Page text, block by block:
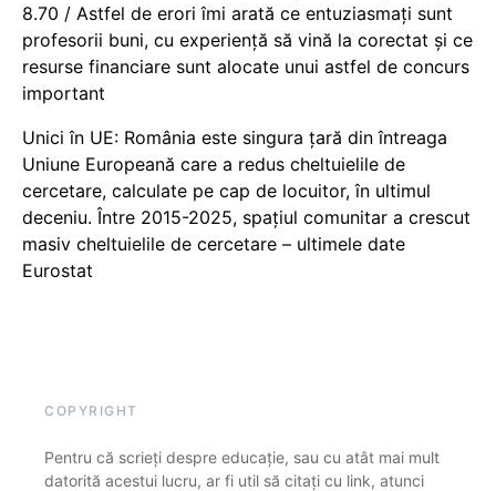
8.70 / Astfel de erori îmi arată ce entuziasmați sunt
profesorii buni, cu experiență să vină la corectat și ce
resurse financiare sunt alocate unui astfel de concurs
important
Unici în UE: România este singura țară din întreaga
Uniune Europeană care a redus cheltuielile de
cercetare, calculate pe cap de locuitor, în ultimul
deceniu. Între 2015-2025, spațiul comunitar a crescut
masiv cheltuielile de cercetare – ultimele date
Eurostat
COPYRIGHT
Pentru că scrieți despre educație, sau cu atât mai mult
datorită acestui lucru, ar fi util să citați cu link, atunci